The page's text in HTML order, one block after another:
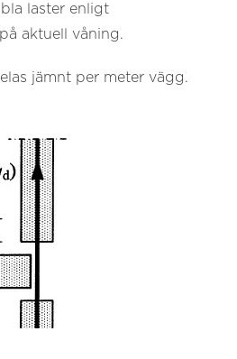
laster enligt
aktuell våning.
jämnt per meter vägg.